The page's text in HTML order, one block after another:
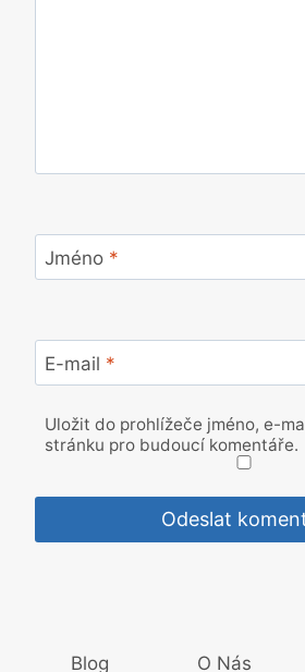
Jméno *
E-mail *
Uložit do prohlížeče jméno, e-
stránku pro budoucí komentáře.
Blog O Nás